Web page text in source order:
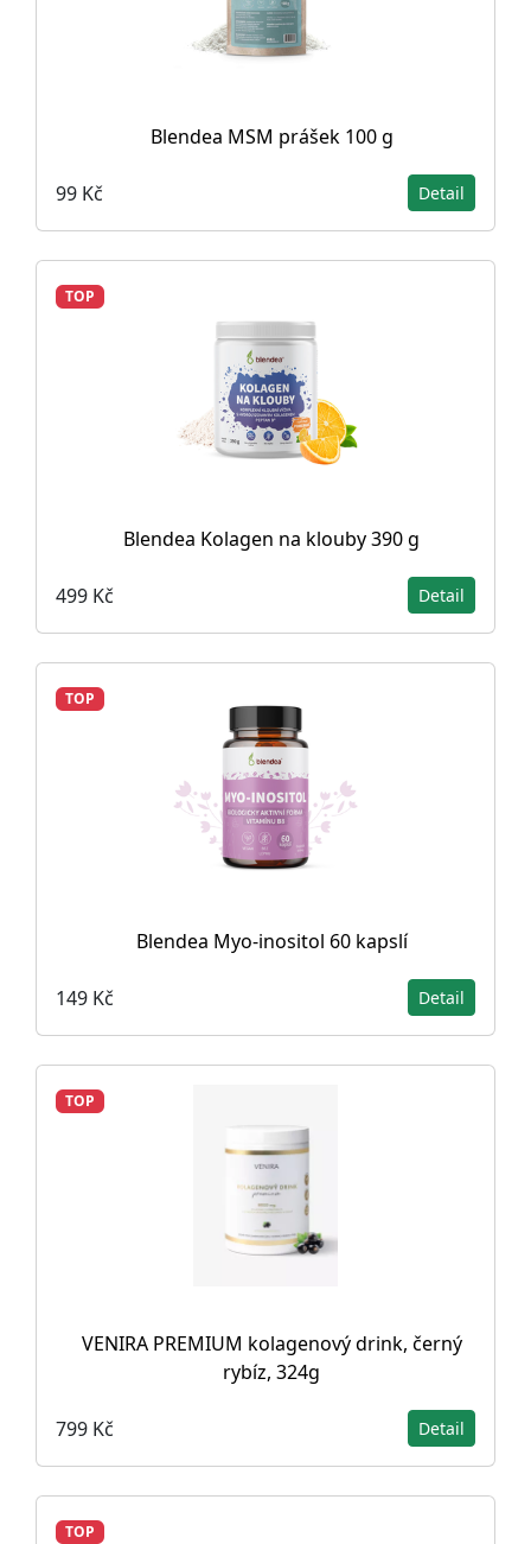
Blendea MSM prášek 100 g
99 Kč Detail
TOP
Blendea Kolagen na klouby 390 g
499 Kč Detail
TOP
Blendea Myo-inositol 60 kapslí
149 Kč Detail
TOP
VENIRA PREMIUM kolagenový drink, černý
rybíz, 324g
799 Kč Detail
TOP